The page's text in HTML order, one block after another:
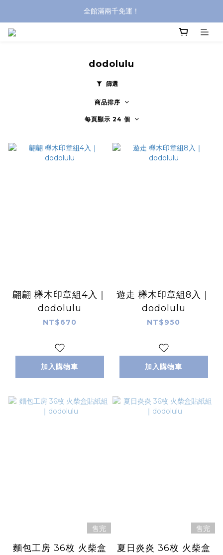
全館滿兩千免運！
全館滿兩千免運！
dodolulu
篩選
商品排序
每頁顯示 24 個
翩翩 櫸木印章組4入｜
dodolulu
NT$670
加入購物車
遊走 櫸木印章組8入｜
dodolulu
NT$950
加入購物車
售完
麵包工房 36枚 火柴盒
售完
夏日炎炎 36枚 火柴盒